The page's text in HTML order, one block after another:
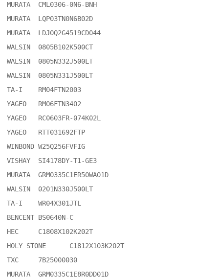
MURATA	CML0306-0N6-BNH
MURATA	LQP03TN0N6B02D
MURATA	LDJ0Q2G4519CD044
WALSIN	0805B102K500CT
WALSIN	0805N332J500LT
WALSIN	0805N331J500LT
TA-I	RM04FTN2003
YAGEO	RM06FTN3402
YAGEO	RC0603FR-074K02L
YAGEO	RTT031692FTP
WINBOND	W25Q256FVFIG
VISHAY	SI4178DY-T1-GE3
MURATA	GRM0335C1ER50WA01D
WALSIN	0201N330J500LT
TA-I	WR04X301JTL
BENCENT	BS0640N-C
HEC	C1808X102K202T
HOLY STONE	C1812X103K202T
TXC	7B25000030
MURATA	GRM0335C1E8R0DD01D